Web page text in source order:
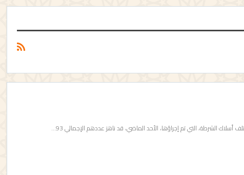
الشرطة، التي تم إجراؤها، الأحد الماضي، قد ناهز عددهم الإجمالي 93…